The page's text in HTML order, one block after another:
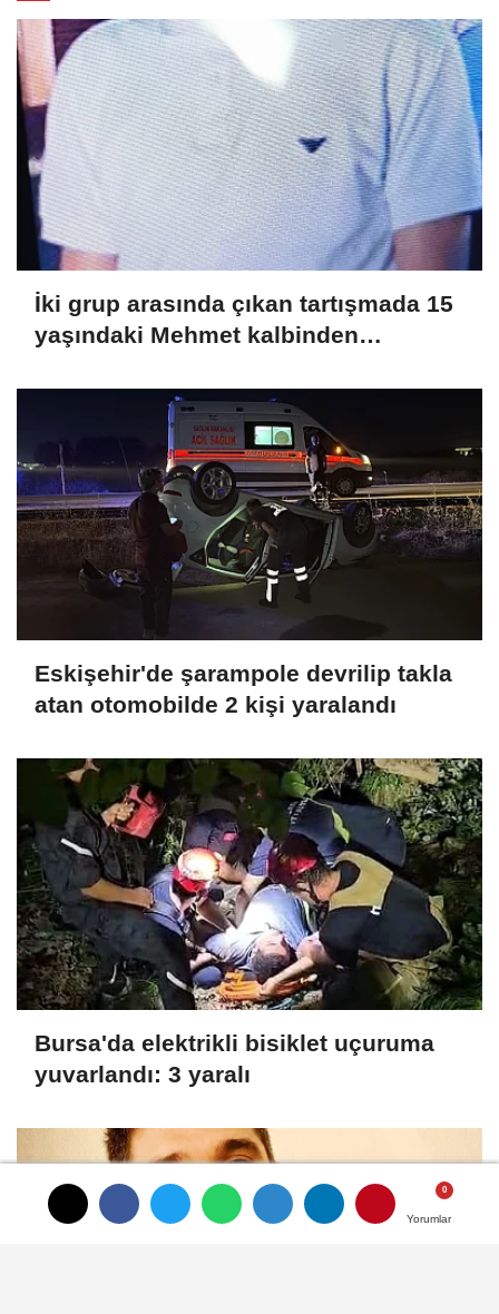
Yorumlar
Yorumlar
Yorumlar
İki grup arasında çıkan tartışmada 15
yaşındaki Mehmet kalbinden
Eskişehir'de şarampole devrilip takla
atan otomobilde 2 kişi yaralandı
Bursa'da elektrikli bisiklet uçuruma
yuvarlandı: 3 yaralı